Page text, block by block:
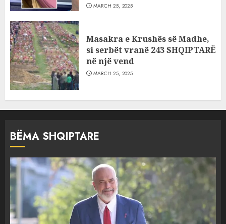
MARCH 25, 2025
Masakra e Krushës së Madhe,
si serbët vranë 243 SHQIPTARË
në një vend
MARCH 25, 2025
BËMA SHQIPTARE